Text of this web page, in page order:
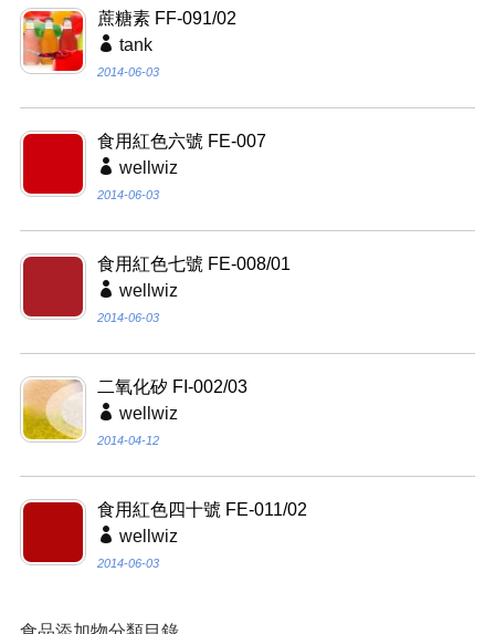
蔗糖素 FF-091/02
tank
2014-06-03
食用紅色六號 FE-007
wellwiz
2014-06-03
食用紅色七號 FE-008/01
wellwiz
2014-06-03
二氧化矽 FI-002/03
wellwiz
2014-04-12
食用紅色四十號 FE-011/02
wellwiz
2014-06-03